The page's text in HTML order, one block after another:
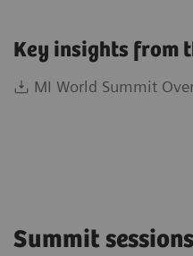
Key insights from
MI World Summit
Summit sessions